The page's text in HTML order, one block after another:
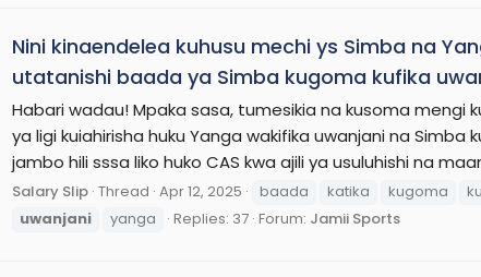
Nini kinaendelea kuhusu mechi ys Simba na
utatanishi baada ya Simba kugoma kufika
Habari wadau! Mpaka sasa, tumesikia na kusoma mengi
ya ligi kuiahirisha huku Yanga wakifika uwanjani na
jambo hili sssa liko huko CAS kwa ajili ya usuluhishi na
Salary Slip Thread Apr 12, 2025 baada katika kugoma
uwanjani
yanga Replies: 37 Forum: Jamii Sports